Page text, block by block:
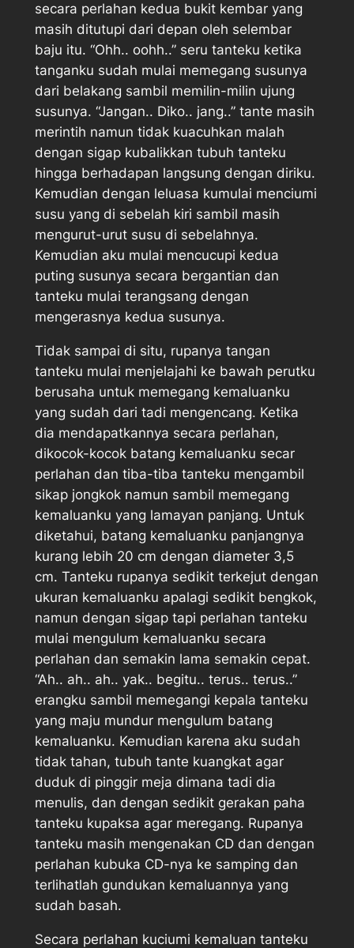
secara perlahan kedua bukit kembar yang
masih ditutupi dari depan oleh selembar
baju itu. “Ohh.. oohh..” seru tanteku ketika
tanganku sudah mulai memegang susunya
dari belakang sambil memilin-milin ujung
susunya. “Jangan.. Diko.. jang..” tante masih
merintih namun tidak kuacuhkan malah
dengan sigap kubalikkan tubuh tanteku
hingga berhadapan langsung dengan diriku.
Kemudian dengan leluasa kumulai menciumi
susu yang di sebelah kiri sambil masih
mengurut-urut susu di sebelahnya.
Kemudian aku mulai mencucupi kedua
puting susunya secara bergantian dan
tanteku mulai terangsang dengan
mengerasnya kedua susunya.
Tidak sampai di situ, rupanya tangan
tanteku mulai menjelajahi ke bawah perutku
berusaha untuk memegang kemaluanku
yang sudah dari tadi mengencang. Ketika
dia mendapatkannya secara perlahan,
dikocok-kocok batang kemaluanku secar
perlahan dan tiba-tiba tanteku mengambil
sikap jongkok namun sambil memegang
kemaluanku yang lamayan panjang. Untuk
diketahui, batang kemaluanku panjangnya
kurang lebih 20 cm dengan diameter 3,5
cm. Tanteku rupanya sedikit terkejut dengan
ukuran kemaluanku apalagi sedikit bengkok,
namun dengan sigap tapi perlahan tanteku
mulai mengulum kemaluanku secara
perlahan dan semakin lama semakin cepat.
“Ah.. ah.. ah.. yak.. begitu.. terus.. terus..”
erangku sambil memegangi kepala tanteku
yang maju mundur mengulum batang
kemaluanku. Kemudian karena aku sudah
tidak tahan, tubuh tante kuangkat agar
duduk di pinggir meja dimana tadi dia
menulis, dan dengan sedikit gerakan paha
tanteku kupaksa agar meregang. Rupanya
tanteku masih mengenakan CD dan dengan
perlahan kubuka CD-nya ke samping dan
terlihatlah gundukan kemaluannya yang
sudah basah.
Secara perlahan kuciumi kemaluan tanteku